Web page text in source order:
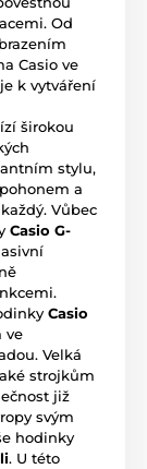
Od
Casio ve
k vytváření
širokou
stylu,
a
Vůbec
Casio G-
Casio
ve
Velká
strojkům
již
svým
hodinky
. U této